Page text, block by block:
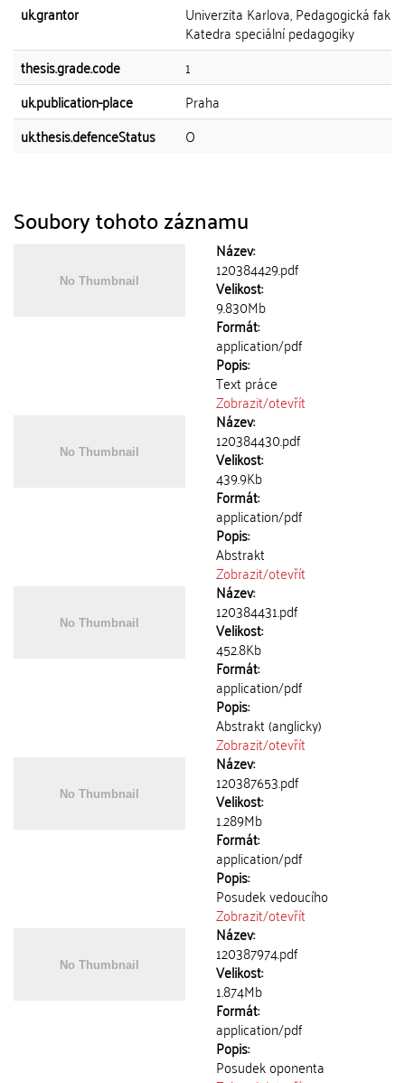
uk.grantor
Univerzita Karlova, Pedagogická
Katedra speciální pedagogiky
thesis.grade.code
1
uk.publication-place
Praha
uk.thesis.defenceStatus
O
Soubory tohoto záznamu
Název:
120384429.pdf
Velikost:
9.830Mb
Formát:
application/pdf
Popis:
Text práce
Zobrazit/otevřít
Název:
120384430.pdf
Velikost:
439.9Kb
Formát:
application/pdf
Popis:
Abstrakt
Zobrazit/otevřít
Název:
120384431.pdf
Velikost:
452.8Kb
Formát:
application/pdf
Popis:
Abstrakt (anglicky)
Zobrazit/otevřít
Název:
120387653.pdf
Velikost:
1.289Mb
Formát:
application/pdf
Popis:
Posudek vedoucího
Zobrazit/otevřít
Název:
120387974.pdf
Velikost:
1.874Mb
Formát:
application/pdf
Popis:
Posudek oponenta